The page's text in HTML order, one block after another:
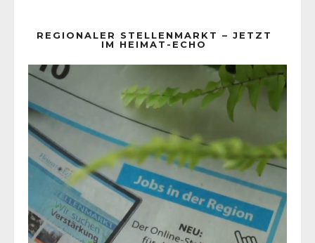
REGIONALER STELLENMARKT – JETZT
IM HEIMAT-ECHO
Player